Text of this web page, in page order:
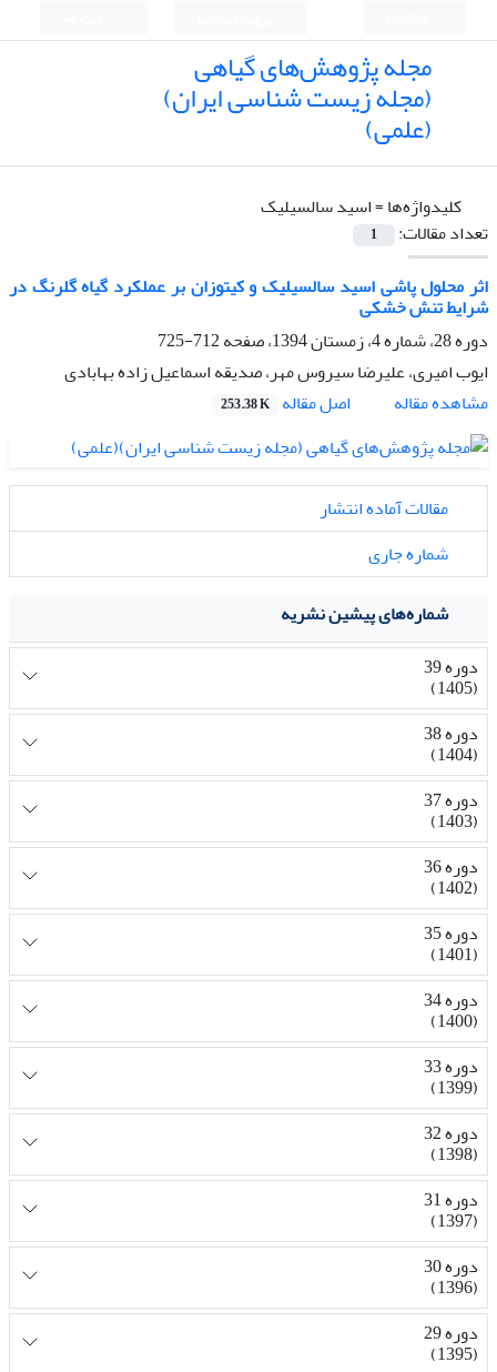
مجله پژوهش‌های گیاهی
(مجله زیست شناسی ایران)
(علمی)
کلیدواژه‌ها =اسید سالسیلیک
تعداد مقالات:
1
اثر محلول پاشی اسید سالسیلیک و کیتوزان بر عملکرد گیاه گلرنگ در
شرایط تنش خشکی
دوره 28، شماره 4، زمستان 1394، صفحه
712-725
ایوب امیری، علیرضا سیروس مهر، صدیقه اسماعیل زاده بهابادی
مشاهده مقاله
اصل مقاله 253.38 K
مقالات آماده انتشار
شماره جاری
شماره‌های پیشین نشریه
دوره 39
(1405)
دوره 38
(1404)
دوره 37
(1403)
دوره 36
(1402)
دوره 35
(1401)
دوره 34
(1400)
دوره 33
(1399)
دوره 32
(1398)
دوره 31
(1397)
دوره 30
(1396)
دوره 29
(1395)